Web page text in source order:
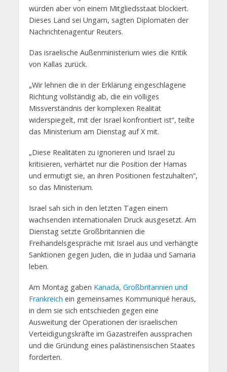
würden aber von einem Mitgliedsstaat blockiert.
Dieses Land sei Ungarn, sagten Diplomaten der
Nachrichtenagentur Reuters.
Das israelische Außenministerium wies die Kritik
von Kallas zurück.
„Wir lehnen die in der Erklärung eingeschlagene
Richtung vollständig ab, die ein völliges
Missverständnis der komplexen Realität
widerspiegelt, mit der Israel konfrontiert ist“, teilte
das Ministerium am Dienstag auf X mit.
„Diese Realitäten zu ignorieren und Israel zu
kritisieren, verhärtet nur die Position der Hamas
und ermutigt sie, an ihren Positionen festzuhalten“,
so das Ministerium.
Israel sah sich in den letzten Tagen einem
wachsenden internationalen Druck ausgesetzt. Am
Dienstag setzte Großbritannien die
Freihandelsgespräche mit Israel aus und verhängte
Sanktionen gegen Juden, die in Judäa und Samaria
leben.
Am Montag gaben Kanada, Großbritannien und
Frankreich ein gemeinsames Kommuniqué heraus,
in dem sie sich entschieden gegen eine
Ausweitung der Operationen der israelischen
Verteidigungskräfte im Gazastreifen aussprachen
und die Gründung eines palästinensischen Staates
forderten.